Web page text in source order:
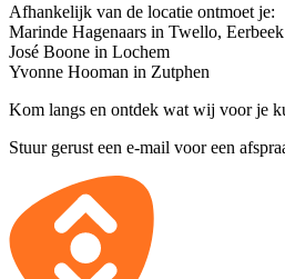
Afhankelijk van de locatie ontmoet je:
Marinde Hagenaars in Twello,
José Boone in Lochem
Yvonne Hooman in Zutphen
Kom langs en ontdek wat wij voor je
Stuur gerust een e-mail voor een